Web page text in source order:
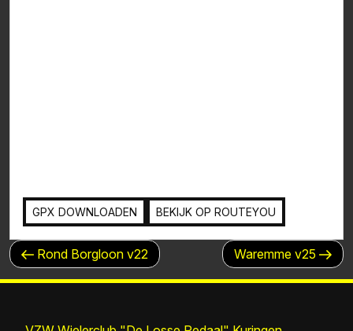
GPX DOWNLOADEN BEKIJK OP ROUTEYOU
BERICHTNAVIGATIE
Vorig
bericht
Rond Borgloon v22
Volgend
bericht
Waremme v25